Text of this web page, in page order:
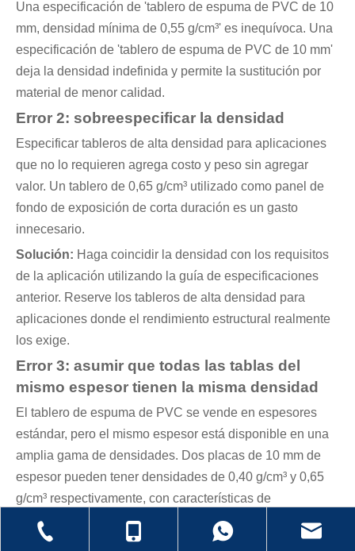
Una especificación de 'tablero de espuma de PVC de 10
mm, densidad mínima de 0,55 g/cm³' es inequívoca. Una
especificación de 'tablero de espuma de PVC de 10 mm'
deja la densidad indefinida y permite la sustitución por
material de menor calidad.
Error 2: sobreespecificar la densidad
Especificar tableros de alta densidad para aplicaciones
que no lo requieren agrega costo y peso sin agregar
valor. Un tablero de 0,65 g/cm³ utilizado como panel de
fondo de exposición de corta duración es un gasto
innecesario.
Solución: Haga coincidir la densidad con los requisitos
de la aplicación utilizando la guía de especificaciones
anterior. Reserve los tableros de alta densidad para
aplicaciones donde el rendimiento estructural realmente
los exige.
Error 3: asumir que todas las tablas del
mismo espesor tienen la misma densidad
El tablero de espuma de PVC se vende en espesores
estándar, pero el mismo espesor está disponible en una
amplia gama de densidades. Dos placas de 10 mm de
espesor pueden tener densidades de 0,40 g/cm³ y 0,65
g/cm³ respectivamente, con características de
rendimiento dramáticamente diferentes.
Solución:
Confirme siempre la densidad con el